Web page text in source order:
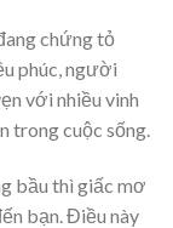
chứng tỏ
phúc, người
với nhiều vinh
trong cuộc sống.
bầu thì giấc mơ
bạn. Điều này